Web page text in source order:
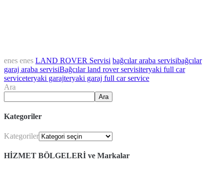
enes enes LAND ROVER Servisi bağcılar araba servisibağcılar
garaj araba servisiBağcılar land rover servisiteryaki full car
serviceteryaki garajteryaki garaj full car service
Ara
Ara
Kategoriler
Kategoriler
HİZMET BÖLGELERİ ve Markalar